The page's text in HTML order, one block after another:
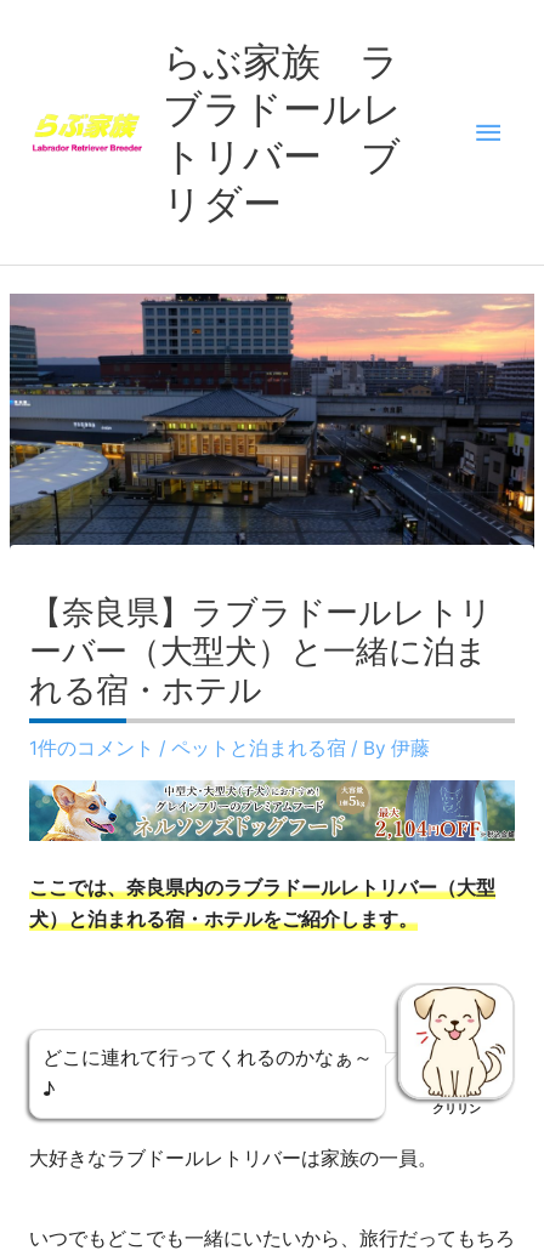
らぶ家族 ラ
ブラドールレ
トリバー ブ
リダー
ュ
ー
【奈良県】ラブラドールレトリ
ーバー（大型犬）と一緒に泊ま
れる宿・ホテル
1件のコメント / ペットと泊まれる宿 / By 伊藤
ここでは、奈良県内のラブラドールレトリバー（大型
犬）と泊まれる宿・ホテルをご紹介します。
どこに連れて行ってくれるのかなぁ～
♪
クリリン
大好きなラブドールレトリバーは家族の一員。
いつでもどこでも一緒にいたいから、旅行だってもちろ